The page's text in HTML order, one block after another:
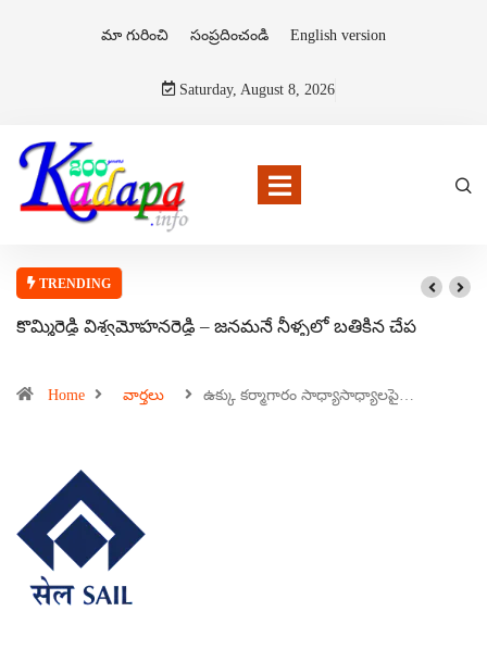
మా గురించి సంప్రదించండి English version
Saturday, August 8, 2026
TRENDING
కొమ్మిరెడ్డి విశ్వమోహనరెడ్డి – జనమనే నీళ్ళలో బతికిన చేప
Home వార్తలు ఉక్కు కర్మాగారం సాధ్యాసాధ్యాలపై…